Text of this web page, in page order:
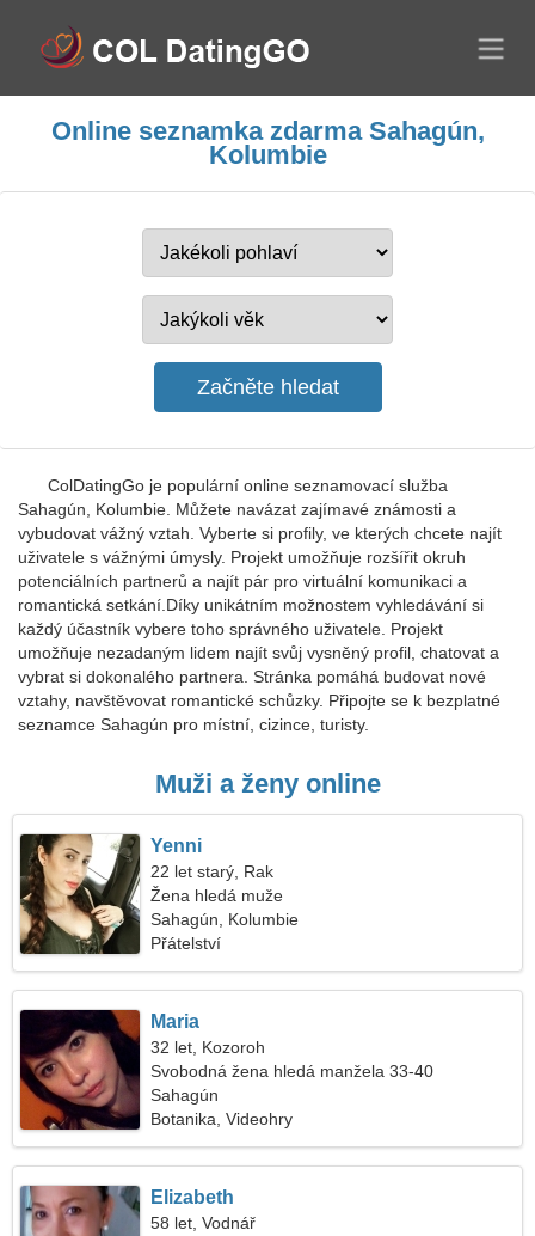
Online seznamka zdarma Sahagún,
Kolumbie
ColDatingGo je populární online seznamovací služba
Sahagún, Kolumbie. Můžete navázat zajímavé známosti a
vybudovat vážný vztah. Vyberte si profily, ve kterých chcete najít
uživatele s vážnými úmysly. Projekt umožňuje rozšířit okruh
potenciálních partnerů a najít pár pro virtuální komunikaci a
romantická setkání.Díky unikátním možnostem vyhledávání si
každý účastník vybere toho správného uživatele. Projekt
umožňuje nezadaným lidem najít svůj vysněný profil, chatovat a
vybrat si dokonalého partnera. Stránka pomáhá budovat nové
vztahy, navštěvovat romantické schůzky. Připojte se k bezplatné
seznamce Sahagún pro místní, cizince, turisty.
Muži a ženy online
Yenni
22 let starý, Rak
Žena hledá muže
Sahagún, Kolumbie
Přátelství
Maria
32 let, Kozoroh
Svobodná žena hledá manžela 33-40
Sahagún
Botanika, Videohry
Elizabeth
58 let, Vodnář